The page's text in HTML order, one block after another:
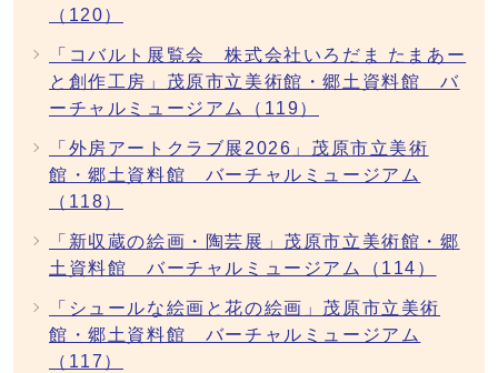
（120）
「コバルト展覧会 株式会社いろだま たまあー
と創作工房」茂原市立美術館・郷土資料館 バ
ーチャルミュージアム（119）
「外房アートクラブ展2026」茂原市立美術
館・郷土資料館 バーチャルミュージアム
（118）
「新収蔵の絵画・陶芸展」茂原市立美術館・郷
土資料館 バーチャルミュージアム（114）
「シュールな絵画と花の絵画」茂原市立美術
館・郷土資料館 バーチャルミュージアム
（117）